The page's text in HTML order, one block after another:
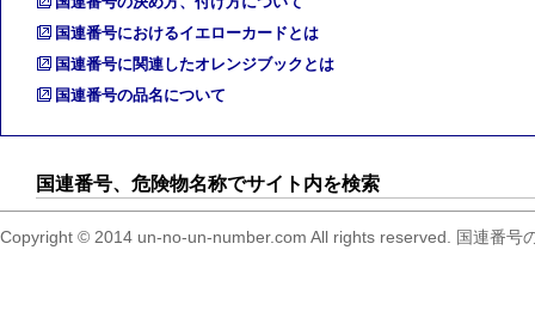
国連番号におけるイエローカードとは
国連番号に関連したオレンジブックとは
国連番号の品名について
国連番号、危険物名称でサイト内を検索
Copyright © 2014 un-no-un-number.com All rights reserved. 国連番号